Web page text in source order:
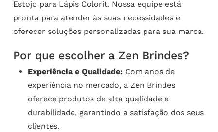
Estojo para Lápis Colorit. Nossa equipe está
pronta para atender às suas necessidades e
oferecer soluções personalizadas para sua marca.
Por que escolher a Zen Brindes?
Experiência e Qualidade: Com anos de
experiência no mercado, a Zen Brindes
oferece produtos de alta qualidade e
durabilidade, garantindo a satisfação dos seus
clientes.